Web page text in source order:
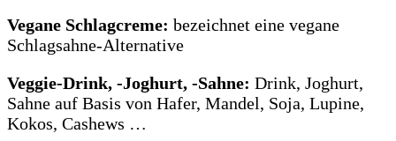
Vegane Schlagcreme: bezeichnet eine vegane
Schlagsahne-Alternative
Veggie-Drink, -Joghurt, -Sahne: Drink, Joghurt,
Sahne auf Basis von Hafer, Mandel, Soja, Lupine,
Kokos, Cashews …